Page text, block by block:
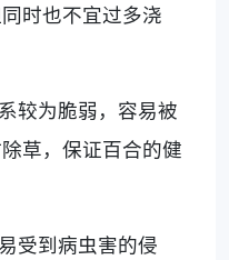
时也不宜过多浇
较为脆弱，容易被
草，保证百合的健
受到病虫害的侵